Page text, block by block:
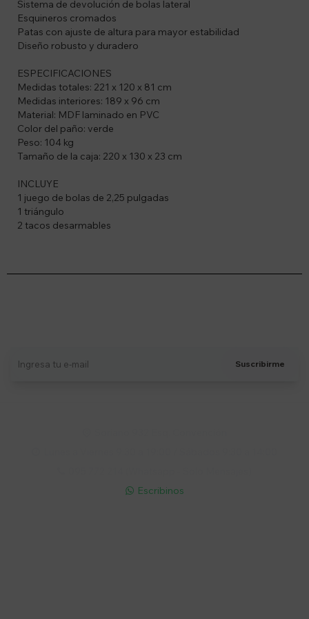
Sistema de devolución de bolas lateral
Esquineros cromados
Patas con ajuste de altura para mayor estabilidad
Diseño robusto y duradero
ESPECIFICACIONES
Medidas totales: 221 x 120 x 81 cm
Medidas interiores: 189 x 96 cm
Material: MDF laminado en PVC
Color del paño: verde
Peso: 104 kg
Tamaño de la caja: 220 x 130 x 23 cm
INCLUYE
1 juego de bolas de 2,25 pulgadas
1 triángulo
2 tacos desarmables
Suscribirme
 Escribinos